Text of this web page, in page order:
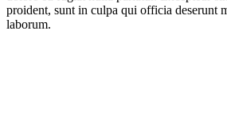
proident, sunt in culpa qui officia deserunt
laborum.